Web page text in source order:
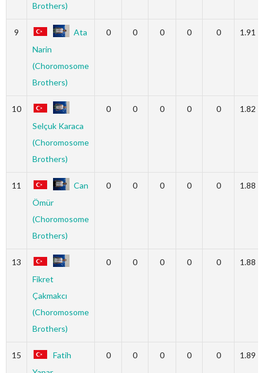
Brothers)
9
Ata
Narin
(Choromosome
Brothers)
0 0 0 0 0 1.91
10
Selçuk Karaca
(Choromosome
Brothers)
0 0 0 0 0 1.82
11
Can
Ömür
(Choromosome
Brothers)
0 0 0 0 0 1.88
13
Fikret
Çakmakcı
(Choromosome
Brothers)
0 0 0 0 0 1.88
15
Fatih
0 0 0 0 0 1.89